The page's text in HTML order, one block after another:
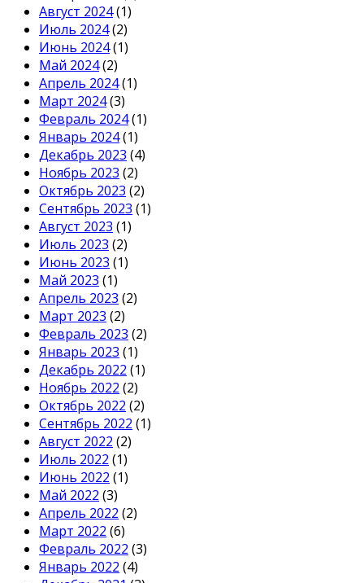
Август 2024(1)
Июль 2024(2)
Июнь 2024(1)
Май 2024(2)
Апрель 2024(1)
Март 2024(3)
Февраль 2024(1)
Январь 2024(1)
Декабрь 2023 (4)
Ноябрь 2023 (2)
Октябрь 2023 (2)
Сентябрь 2023 (1)
Август 2023 (1)
Июль 2023 (2)
Июнь 2023 (1)
Май 2023 (1)
Апрель 2023 (2)
Март 2023 (2)
Февраль 2023 (2)
Январь 2023 (1)
Декабрь 2022 (1)
Ноябрь 2022 (2)
Октябрь 2022 (2)
Сентябрь 2022 (1)
Август 2022 (2)
Июль 2022 (1)
Июнь 2022 (1)
Май 2022 (3)
Апрель 2022 (2)
Март 2022 (6)
Февраль 2022 (3)
Январь 2022 (4)